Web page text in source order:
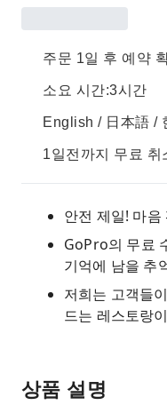
주문 1일 후 예약
소요 시간:3시간
English / 日本語 /
1일전까지 무료 취
안전 제일! 마
GoPro의 무료
기억에 남을 추
저희는 고객들
드는 레스토랑
상품 설명